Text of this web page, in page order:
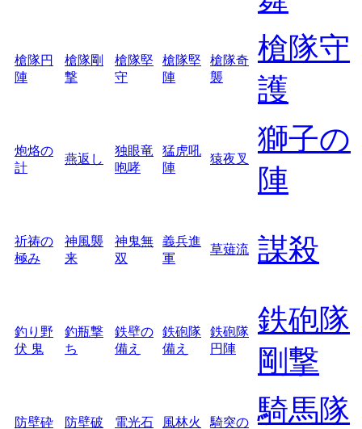
槍隊円
陣
槍隊剛
撃
槍隊堅
守
槍隊堅
陣
槍隊奇
襲
槍隊守
護
炮烙の
計
燕返し
独眼竜
咆哮
猛虎吼
陣
猿夜叉
獅子の
陣
祈祷の
極み
神風襲
来
神鬼無
双
義兵進
軍
草薙流 謀殺
釣り野
伏 鬼
釣瓶撃
ち
鉄壁の
備え
鉄砲隊
備え
鉄砲隊
円陣
鉄砲隊
剛撃
防壁砕
防壁破
電光石
風林火
騎突の
騎馬隊